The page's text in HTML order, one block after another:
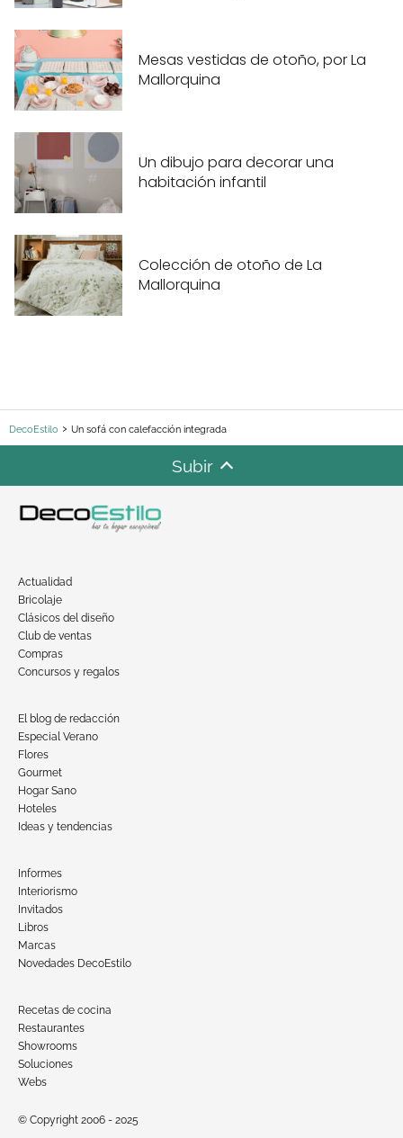
Mesas vestidas de otoño, por La
Mallorquina
Un dibujo para decorar una
habitación infantil
Colección de otoño de La
Mallorquina
DecoEstilo Un sofá con calefacción integrada
Subir
Actualidad
Bricolaje
Clásicos del diseño
Club de ventas
Compras
Concursos y regalos
El blog de redacción
Especial Verano
Flores
Gourmet
Hogar Sano
Hoteles
Ideas y tendencias
Informes
Interiorismo
Invitados
Libros
Marcas
Novedades DecoEstilo
Recetas de cocina
Restaurantes
Showrooms
Soluciones
Webs
© Copyright 2006 - 2025